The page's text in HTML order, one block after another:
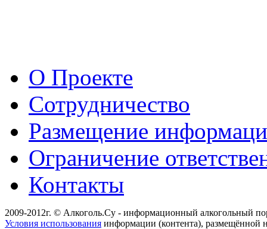
О Проекте
Сотрудничество
Размещение
Ограничение
Контакты
2009-2012г. © Алкоголь.Су - информационный алкогольный
Условия использования информации (контента), размещённой